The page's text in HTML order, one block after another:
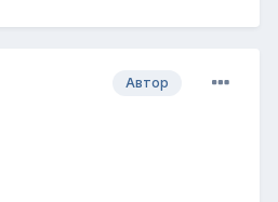
Автор